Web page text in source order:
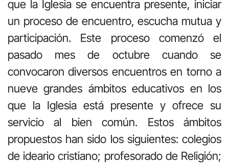
que la Iglesia se encuentra presente, iniciar
un proceso de encuentro, escucha mutua y
participación. Este proceso comenzó el
pasado mes de octubre cuando se
convocaron diversos encuentros en torno a
nueve grandes ámbitos educativos en los
que la Iglesia está presente y ofrece su
servicio al bien común. Estos ámbitos
propuestos han sido los siguientes: colegios
de ideario cristiano; profesorado de Religión;